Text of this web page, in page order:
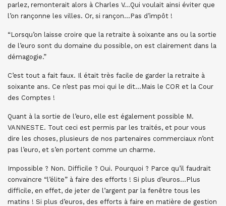
parlez, remonterait alors à Charles V…Qui voulait ainsi éviter que
l’on rançonne les villes. Or, si rançon…Pas d’impôt !
“Lorsqu’on laisse croire que la retraite à soixante ans ou la sortie
de l’euro sont du domaine du possible, on est clairement dans la
démagogie.”
C’est tout a fait faux. Il était très facile de garder la retraite à
soixante ans. Ce n’est pas moi qui le dit…Mais le COR et la Cour
des Comptes !
Quant à la sortie de l’euro, elle est également possible M.
VANNESTE. Tout ceci est permis par les traités, et pour vous
dire les choses, plusieurs de nos partenaires commerciaux n’ont
pas l’euro, et s’en portent comme un charme.
Impossible ? Non. Difficile ? Oui. Pourquoi ? Parce qu’il faudrait
convaincre “l’élite” à faire des efforts ! Si plus d’euros…Plus
difficile, en effet, de jeter de l’argent par la fenêtre tous les
matins ! Si plus d’euros, des efforts à faire en matière de gestion